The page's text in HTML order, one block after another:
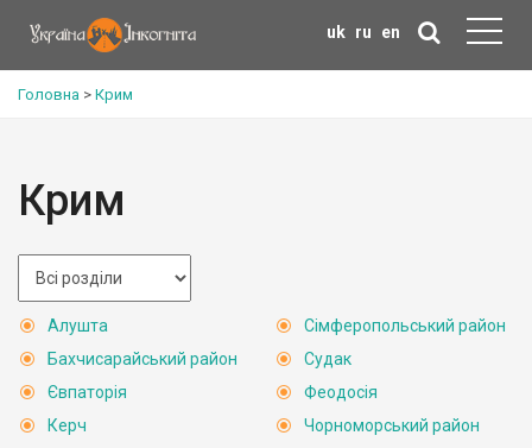
uk ru en
Головна > Крим
Крим
Алушта
Бахчисарайський район
Євпаторія
Керч
Сімферопольський район
Судак
Феодосія
Чорноморський район